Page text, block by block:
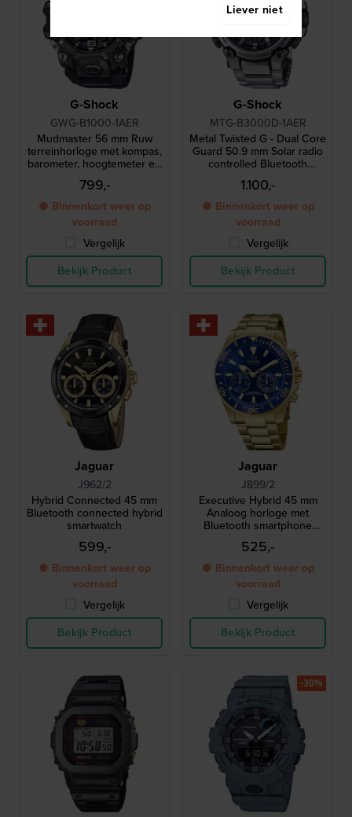
G-Shock
GWG-B1000-1AER
Mudmaster 56 mm Ruw
terreinhorloge met kompas,
barometer, hoogtemeter en
thermometer
799,-
● Binnenkort weer op
voorraad
Vergelijk
Bekijk Product
G-Shock
MTG-B3000D-1AER
Metal Twisted G - Dual Core
Guard 50.9 mm Solar radio
controlled Bluetooth
chronograaf
1.100,-
● Binnenkort weer op
voorraad
Vergelijk
Bekijk Product
Jaguar
J962/2
Hybrid Connected 45 mm
Bluetooth connected hybrid
smartwatch
599,-
● Binnenkort weer op
voorraad
Vergelijk
Bekijk Product
Jaguar
J899/2
Executive Hybrid 45 mm
Analoog horloge met
Bluetooth smartphone
verbinding
525,-
● Binnenkort weer op
voorraad
Vergelijk
Bekijk Product
-30%
Liever niet